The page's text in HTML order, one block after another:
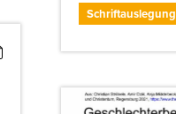
Schriftauslegung